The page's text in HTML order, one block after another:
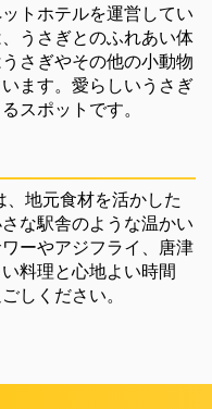
トホテルを運営してい
うさぎとのふれあい体
さぎやその他の小動物
ます。愛らしいうさぎ
スポットです。
、地元食材を活かした
な駅舎のような温かい
ーやアジフライ、唐津
料理と心地よい時間
しください。